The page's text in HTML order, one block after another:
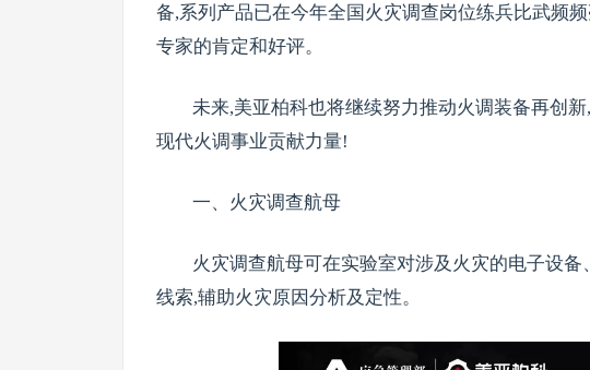
备,系列产品已在今年全国火灾调查岗位练兵比武频
专家的肯定和好评。
未来,美亚柏科也将继续努力推动火调装备再创
现代火调事业贡献力量!
一、火灾调查航母
火灾调查航母可在实验室对涉及火灾的电子设
线索,辅助火灾原因分析及定性。